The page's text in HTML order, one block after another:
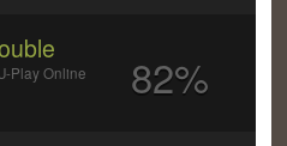
Play Online 82%